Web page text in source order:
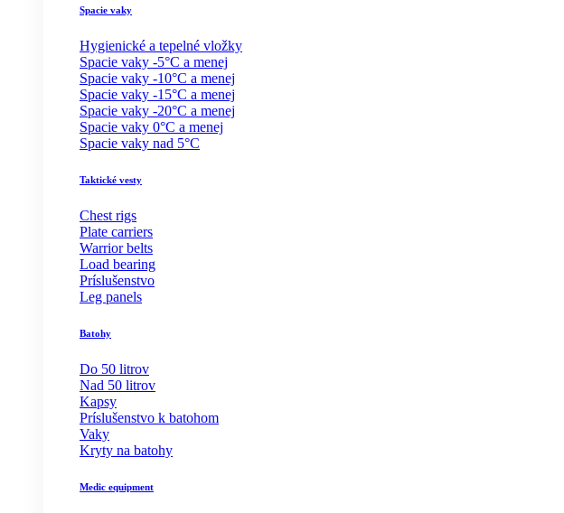
Spacie vaky
Hygienické a tepelné vložky
Spacie vaky -5°C a menej
Spacie vaky -10°C a menej
Spacie vaky -15°C a menej
Spacie vaky -20°C a menej
Spacie vaky 0°C a menej
Spacie vaky nad 5°C
Taktické vesty
Chest rigs
Plate carriers
Warrior belts
Load bearing
Príslušenstvo
Leg panels
Batohy
Do 50 litrov
Nad 50 litrov
Kapsy
Príslušenstvo k batohom
Vaky
Kryty na batohy
Medic equipment